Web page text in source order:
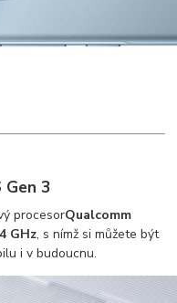
Gen 3
procesorQualcomm
GHz, s nímž si můžete být
i v budoucnu.